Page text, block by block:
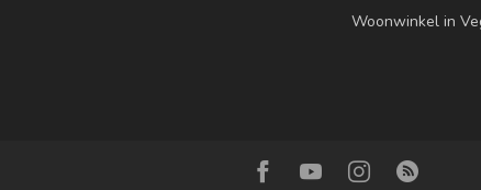
Woonwinkel in